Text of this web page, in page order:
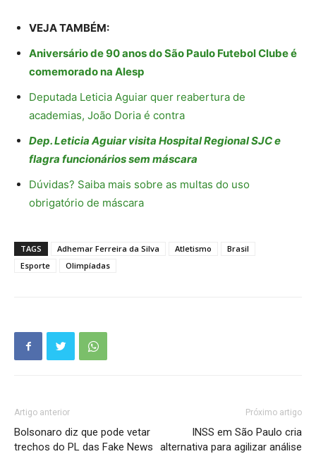
VEJA TAMBÉM:
Aniversário de 90 anos do São Paulo Futebol Clube é
comemorado na Alesp
Deputada Leticia Aguiar quer reabertura de
academias, João Doria é contra
Dep. Leticia Aguiar visita Hospital Regional SJC e
flagra funcionários sem máscara
Dúvidas? Saiba mais sobre as multas do uso
obrigatório de máscara
TAGS Adhemar Ferreira da Silva Atletismo
Brasil
Esporte
Olimpíadas
Artigo anterior
Bolsonaro diz que pode vetar
trechos do PL das Fake News
Próximo artigo
INSS em São Paulo cria
alternativa para agilizar análise